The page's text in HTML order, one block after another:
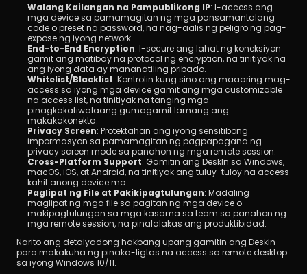
Walang Kailangan na Pampublikong IP: I-access ang
mga device sa pamamagitan ng mga pansamantalang
code o preset na password, na nag-aalis ng peligro ng pag-
expose ng iyong network.
End-to-End Encryption: I-secure ang lahat ng koneksiyon
gamit ang matibay na protocol ng encryption, na tinitiyak na
ang iyong data ay mananatiling pribado.
Whitelist/Blacklist: Kontrolin kung sino ang maaaring mag-
access sa iyong mga device gamit ang mga customizable
na access list, na tinitiyak na tanging mga
pinagkakatiwalaang gumagamit lamang ang
makakakonekta.
Privacy Screen: Protektahan ang iyong sensitibong
impormasyon sa pamamagitan ng pagpapagana ng
privacy screen mode sa panahon ng mga remote session.
Cross-Platform Support: Gamitin ang DeskIn sa Windows,
macOS, iOS, at Android, na tinitiyak ang tuluy-tuloy na access
kahit anong device mo.
Paglipat ng File at Pakikipagtulungan: Madaling
maglipat ng mga file sa pagitan ng mga device o
makipagtulungan sa mga kasama sa team sa panahon ng
mga remote session, na pinalalakas ang produktibidad.
Narito ang detalyadong hakbang upang gamitin ang DeskIn
para makakuha ng pinaka-ligtas na access sa remote desktop
sa iyong Windows 10/11.